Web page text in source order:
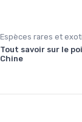
Tout savoir sur le
Chine